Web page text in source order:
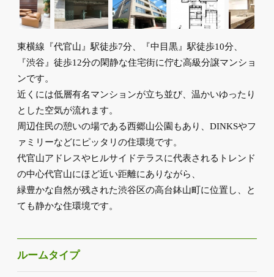
東横線『代官山』駅徒歩7分、『中目黒』駅徒歩10分、
『渋谷』徒歩12分の閑静な住宅街に佇む高級分譲マンショ
ンです。
近くには低層有名マンションが立ち並び、温かいゆったり
とした空気が流れます。
周辺住民の憩いの場である西郷山公園もあり、DINKSやフ
ァミリーなどにピッタリの住環境です。
代官山アドレスやヒルサイドテラスに代表されるトレンド
の中心代官山にほど近い距離にありながら、
緑豊かな自然が残された渋谷区の高台鉢山町に位置し、と
ても静かな住環境です。
ルームタイプ